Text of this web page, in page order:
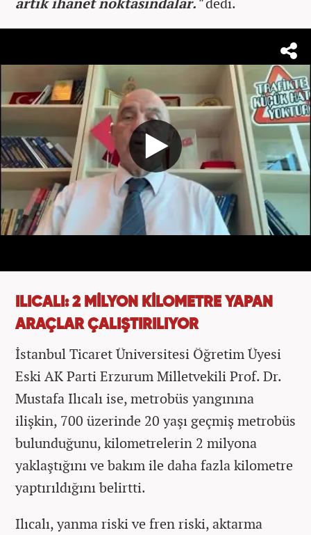
ILICALI: 2 MİLYON KİLOMETRE YAPAN
ARAÇLAR ÇALIŞTIRILIYOR
İstanbul Ticaret Üniversitesi Öğretim Üyesi
Eski AK Parti Erzurum Milletvekili Prof. Dr.
Mustafa Ilıcalı ise, metrobüs yangınına
ilişkin, 700 üzerinde 20 yaşı geçmiş metrobüs
bulunduğunu, kilometrelerin 2 milyona
yaklaştığını ve bakım ile daha fazla kilometre
yaptırıldığını belirtti.
Ilıcalı, yanma riski ve fren riski, aktarma